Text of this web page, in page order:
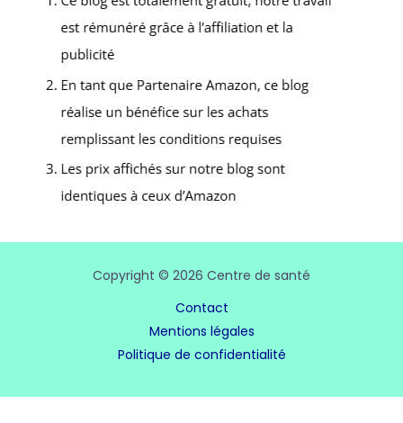
Copyright © 2026 Centre de santé
Contact
Mentions légales
Politique de confidentialité